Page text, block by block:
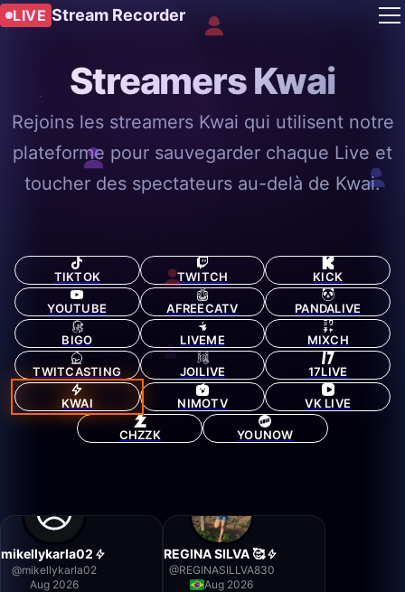
LIVE Stream Recorder
Streamers Kwai
Rejoins les streamers Kwai qui utilisent notre
plateforme pour sauvegarder chaque Live et
toucher des spectateurs au-delà de Kwai.
TIKTOK TWITCH KICK
YOUTUBE AFREECATV PANDALIVE
BIGO LIVEME MIXCH
TWITCASTING JOILIVE 17LIVE
KWAI NIMOTV VK LIVE
CHZZK YOUNOW
mikellykarla02
@mikellykarla02
Aug 2026
REGINA SILVA 🥰
@REGINASILLVA830
Aug 2026